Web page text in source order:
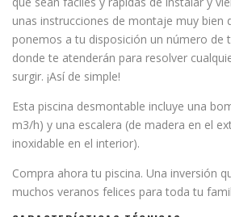
unas instrucciones de montaje muy bien
ponemos a tu disposición un número de
donde te atenderán para resolver
surgir. ¡Así de simple!
Esta piscina desmontable incluye una
m3/h) y una escalera (de madera en el
inoxidable en el interior).
Compra ahora tu piscina. Una inversión
muchos veranos felices para toda tu